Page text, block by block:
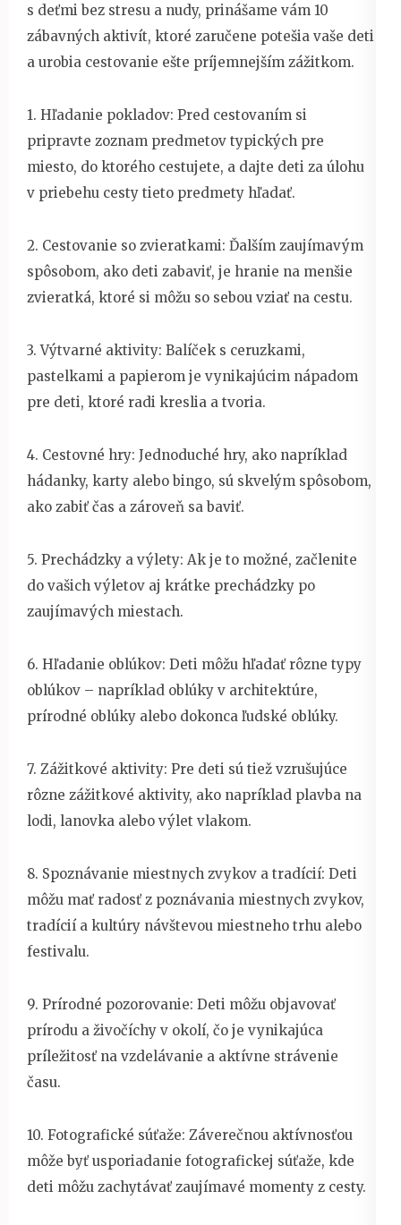
s deťmi bez stresu a nudy, prinášame vám 10
zábavných aktivít, ktoré zaručene potešia vaše deti
a urobia cestovanie ešte príjemnejším zážitkom.
1. Hľadanie pokladov: Pred cestovaním si
pripravte zoznam predmetov typických pre
miesto, do ktorého cestujete, a dajte deti za úlohu
v priebehu cesty tieto predmety hľadať.
2. Cestovanie so zvieratkami: Ďalším zaujímavým
spôsobom, ako deti zabaviť, je hranie na menšie
zvieratká, ktoré si môžu so sebou vziať na cestu.
3. Výtvarné aktivity: Balíček s ceruzkami,
pastelkami a papierom je vynikajúcim nápadom
pre deti, ktoré radi kreslia a tvoria.
4. Cestovné hry: Jednoduché hry, ako napríklad
hádanky, karty alebo bingo, sú skvelým spôsobom,
ako zabiť čas a zároveň sa baviť.
5. Prechádzky a výlety: Ak je to možné, začlenite
do vašich výletov aj krátke prechádzky po
zaujímavých miestach.
6. Hľadanie oblúkov: Deti môžu hľadať rôzne typy
oblúkov – napríklad oblúky v architektúre,
prírodné oblúky alebo dokonca ľudské oblúky.
7. Zážitkové aktivity: Pre deti sú tiež vzrušujúce
rôzne zážitkové aktivity, ako napríklad plavba na
lodi, lanovka alebo výlet vlakom.
8. Spoznávanie miestnych zvykov a tradícií: Deti
môžu mať radosť z poznávania miestnych zvykov,
tradícií a kultúry návštevou miestneho trhu alebo
festivalu.
9. Prírodné pozorovanie: Deti môžu objavovať
prírodu a živočíchy v okolí, čo je vynikajúca
príležitosť na vzdelávanie a aktívne strávenie
času.
10. Fotografické súťaže: Záverečnou aktívnosťou
môže byť usporiadanie fotografickej súťaže, kde
deti môžu zachytávať zaujímavé momenty z cesty.